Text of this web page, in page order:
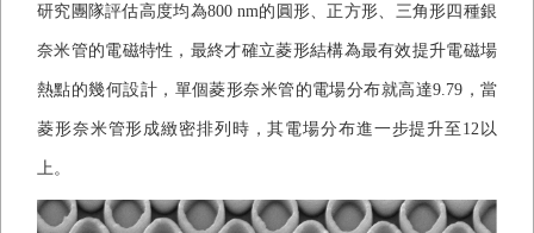
研究團隊評估高度均為800 nm的圓形、正方形、三角形四種銀
奈米管的電磁特性，最終才確立菱形結構為最有效提升電磁場
熱點的幾何設計，單個菱形奈米管的電場分布就高達9.79 ，當
菱形奈米管形成緻密排列時，其電場分布進一步提升至 12 以
上。